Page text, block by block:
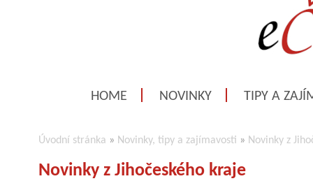
HOME NOVINKY TIPY A
Úvodní stránka » Novinky, tipy a zajímavosti » Novinky z
Novinky z Jihočeského kraje